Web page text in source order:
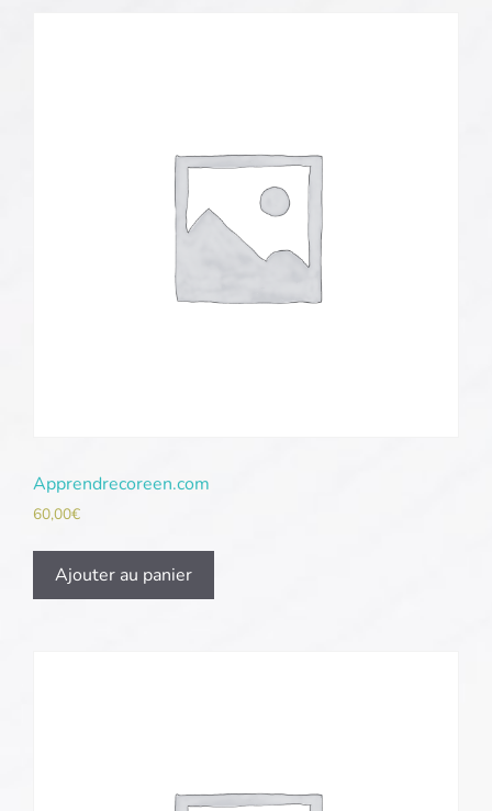
Apprendrecoreen.com
60,00€
Ajouter au panier